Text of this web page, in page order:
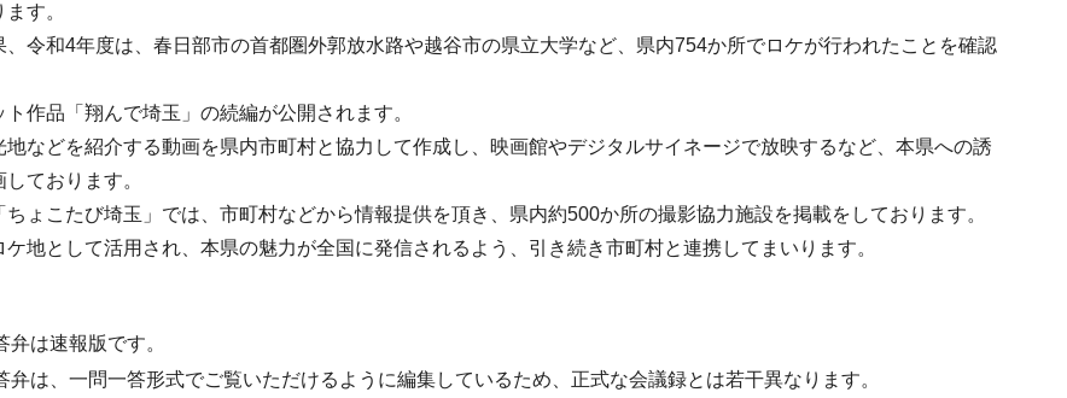
す。
、令和4年度は、春日部市の首都圏外郭放水路や越谷市の県立大学など、県内754か所でロケが行われたことを確認
作品「翔んで埼玉」の続編が公開されます。
地などを紹介する動画を県内市町村と協力して作成し、映画館やデジタルサイネージで放映するなど、本県への誘
ております。
ょこたび埼玉」では、市町村などから情報提供を頂き、県内約500か所の撮影協力施設を掲載をしております。
ケ地として活用され、本県の魅力が全国に発信されるよう、引き続き市町村と連携してまいります。
弁は速報版です。
弁は、一問一答形式でご覧いただけるように編集しているため、正式な会議録とは若干異なります。